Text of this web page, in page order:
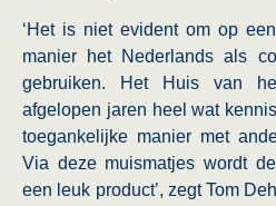
‘Het is niet evident om op
manier het Nederlands als
gebruiken. Het Huis van
afgelopen jaren heel wat
toegankelijke manier met
Via deze muismatjes wordt
een leuk product’, zegt Tom